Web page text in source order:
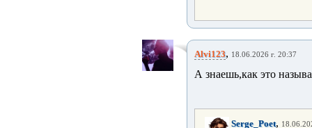
Alvi123, 18.06.2026 г. 20:37
А знаешь,как это
Serge_Poet,